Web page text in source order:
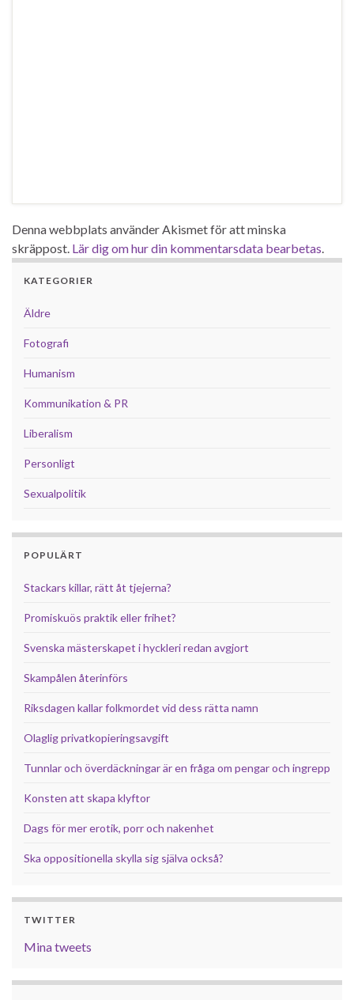
Denna webbplats använder Akismet för att minska
skräppost. Lär dig om hur din kommentarsdata bearbetas.
KATEGORIER
Äldre
Fotografi
Humanism
Kommunikation & PR
Liberalism
Personligt
Sexualpolitik
POPULÄRT
Stackars killar, rätt åt tjejerna?
Promiskuös praktik eller frihet?
Svenska mästerskapet i hyckleri redan avgjort
Skampålen återinförs
Riksdagen kallar folkmordet vid dess rätta namn
Olaglig privatkopieringsavgift
Tunnlar och överdäckningar är en fråga om pengar och ingrepp
Konsten att skapa klyftor
Dags för mer erotik, porr och nakenhet
Ska oppositionella skylla sig själva också?
TWITTER
Mina tweets